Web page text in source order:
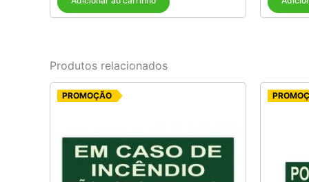
Produtos relacionados
PROMOÇÃO
O
preço
R$ 5,05.R$ 4,05.